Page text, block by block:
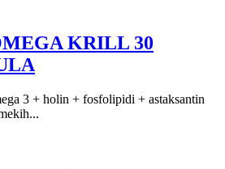
KRILL 30
3 + holin + fosfolipidi + astaksantin